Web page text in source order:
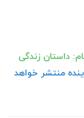
داستان زندگی
منتشر خواهد